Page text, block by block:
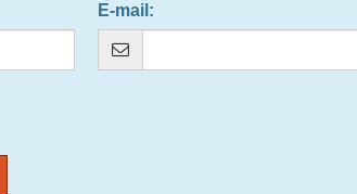
E-mail :